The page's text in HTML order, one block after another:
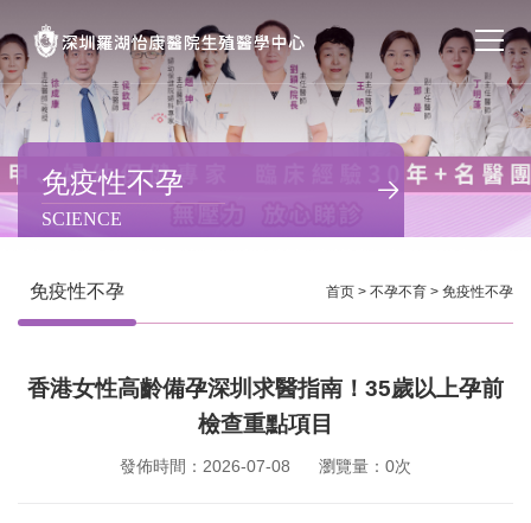
首页
私密處整形
不孕不育
特色门诊
免疫性不孕
SCIENCE
免疫性不孕 首页 > 不孕不育 > 免疫性不孕
香港女性高齡備孕深圳求醫指南！35歲以上孕前
檢查重點項目
發佈時間：2026-07-08 瀏覽量：0次